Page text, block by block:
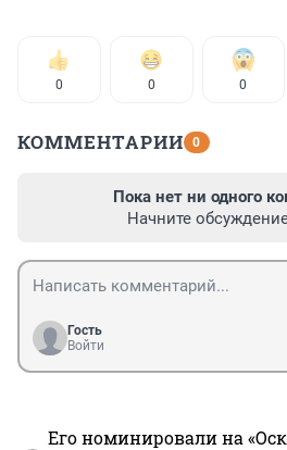
0 0 0
КОММЕНТАРИИ 0
Пока нет ни одного
Начните
Гость
Войти
Его номинировали на